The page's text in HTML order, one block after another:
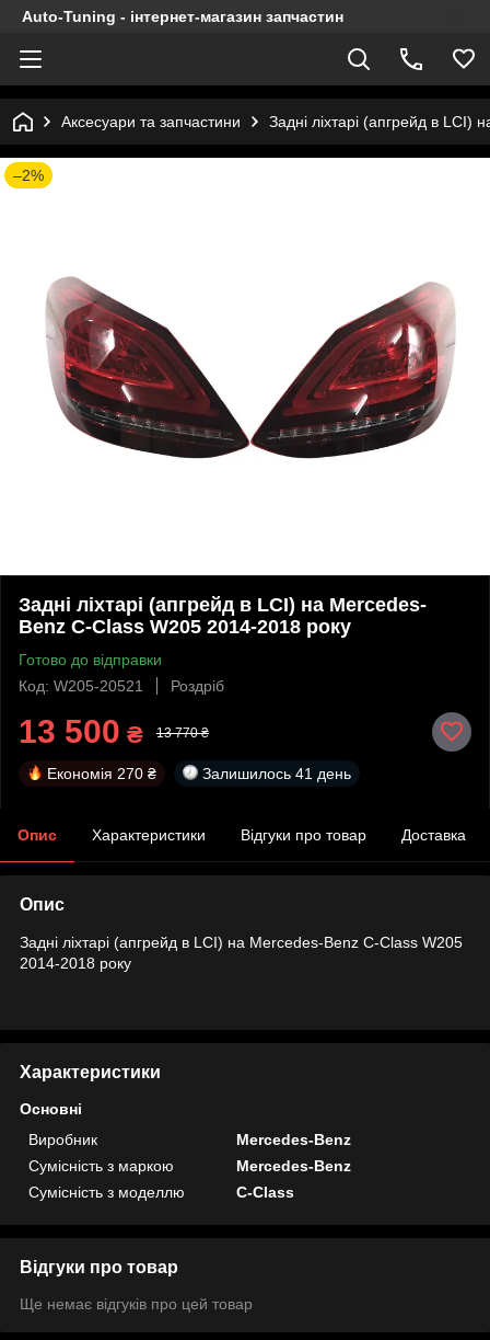
Auto-Tuning - інтернет-магазин запчастин
Аксесуари та запчастини Задні ліхтарі (апгрейд в
–2%
Задні ліхтарі (апгрейд в LCI) на Mercedes-
Benz C-Class W205 2014-2018 року
Готово до відправки
Код: W205-20521
Роздріб
13 500 ₴ 13 770 ₴
Економія 270 ₴ Залишилось 41 день
Опис Характеристики Відгуки про товар Доставка
Опис
Задні ліхтарі (апгрейд в LCI) на Mercedes-Benz C-Class W205
2014-2018 року
Характеристики
Основні
Виробник
Mercedes-Benz
Сумісність з маркою
Mercedes-Benz
Сумісність з моделлю
C-Class
Відгуки про товар
Ще немає відгуків про цей товар